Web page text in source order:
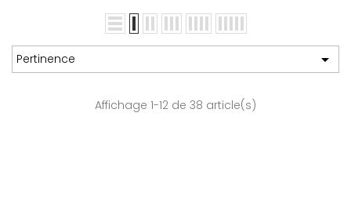
Pertinence 
Affichage 1-12 de 38 article(s)